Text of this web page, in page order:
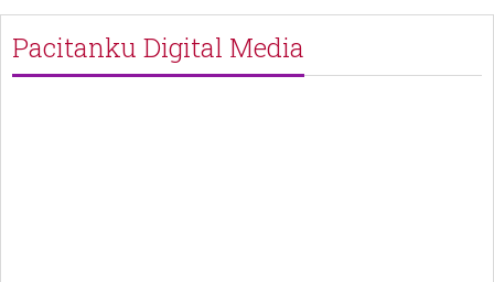
Pacitanku Digital Media